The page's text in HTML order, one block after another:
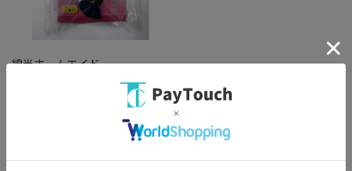
綿半ホームエイド
強力吸盤 貫通・挟み込み共通タ